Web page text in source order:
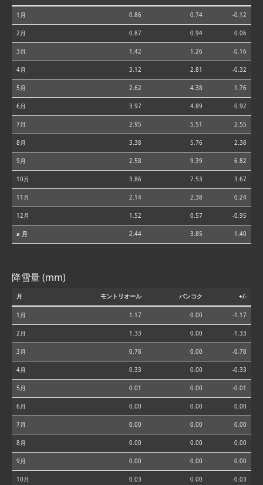
1月 0.86 0.74 -0.12
2月 0.87 0.94 0.06
3月 1.42 1.26 -0.16
4月 3.12 2.81 -0.32
5月 2.62 4.38 1.76
6月 3.97 4.89 0.92
7月 2.95 5.51 2.55
8月 3.38 5.76 2.38
9月 2.58 9.39 6.82
10月 3.86 7.53 3.67
11月 2.14 2.38 0.24
12月 1.52 0.57 -0.95
⌀ 月 2.44 3.85 1.40
降雪量 (mm)
月 モントリオール バンコク +/-
1月 1.17 0.00 -1.17
2月 1.33 0.00 -1.33
3月 0.78 0.00 -0.78
4月 0.33 0.00 -0.33
5月 0.01 0.00 -0.01
6月 0.00 0.00 0.00
7月 0.00 0.00 0.00
8月 0.00 0.00 0.00
9月 0.00 0.00 0.00
10月 0.03 0.00 -0.03